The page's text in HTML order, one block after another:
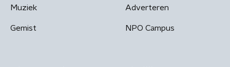
Muziek
Gemist
Adverteren
NPO Campus